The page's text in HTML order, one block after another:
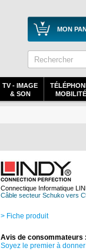
MON
TV - IMAGE
& SON
MOBILITÉ
Connectique Informatique
Câble secteur Schuko vers
> Fiche produit
Avis de consommateurs
Soyez le premier à